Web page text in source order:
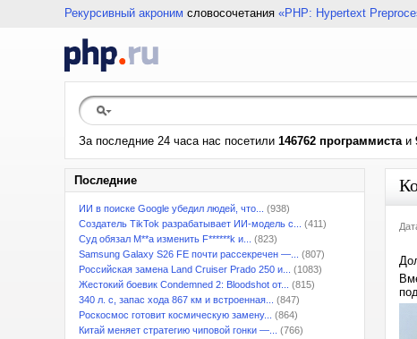
Рекурсивный акроним словосочетания «PHP: Hypertext
За последние 24 часа нас посетили 146762 программистаи
Последние
ИИ в поиске Google убедил людей, что...
(938)
Создатель TikTok разрабатывает ИИ-модель с...
(411)
Суд обязал M**a изменить F******k и...
(823)
Samsung Galaxy S26 FE почти рассекречен —...
(807)
Российская замена Land Cruiser Prado 250 и...
(1083)
Жестокий боевик Condemned 2: Bloodshot от...
(815)
340 л. с, запас хода 867 км и встроенная...
(847)
Роскосмос готовит космическую замену...
(864)
Китай меняет стратегию чиповой гонки —...
(766)